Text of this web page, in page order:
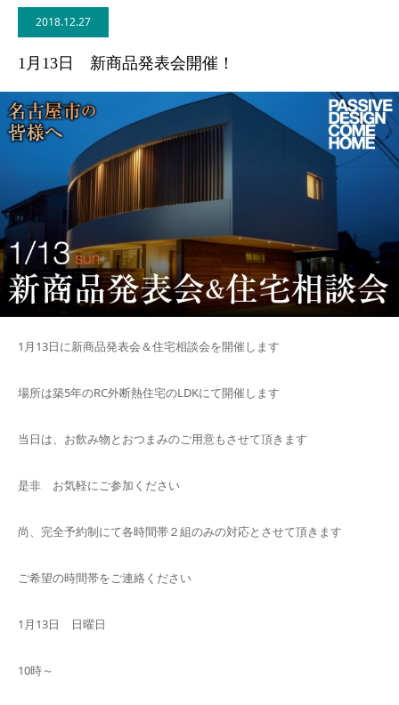
2018.12.27
1月13日 新商品発表会開催！
1月13日に新商品発表会＆住宅相談会を開催します
場所は築5年のRC外断熱住宅のLDKにて開催します
当日は、お飲み物とおつまみのご用意もさせて頂きます
是非 お気軽にご参加ください
尚、完全予約制にて各時間帯２組のみの対応とさせて頂きます
ご希望の時間帯をご連絡ください
1月13日 日曜日
10時～
BLOG
CONTACT